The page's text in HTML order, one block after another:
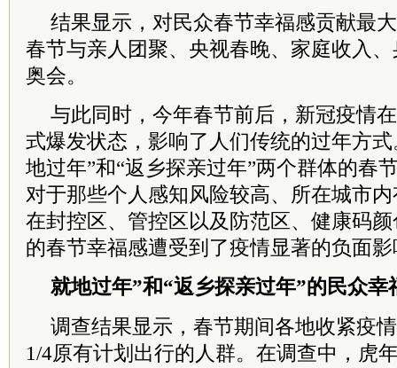
结果显示，对民众春节幸福感贡献最
春节与亲人团聚、央视春晚、家庭收入
奥会。
与此同时，今年春节前后，新冠疫情
式爆发状态，影响了人们传统的过年方
地过年”和“返乡探亲过年”两个群体的春
对于那些个人感知风险较高、所在城市
在封控区、管控区以及防范区、健康码
的春节幸福感遭受到了疫情显著的负面
就地过年”和“返乡探亲过年”的民众幸
调查结果显示，春节期间各地收紧疫
1/4原有计划出行的人群。在调查中，虎